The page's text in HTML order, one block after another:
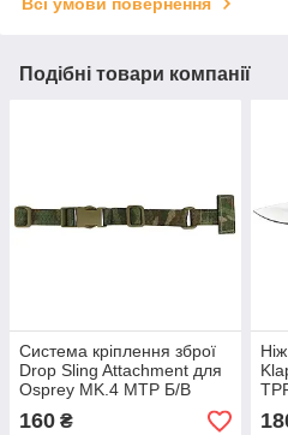
Подібні товари компанії
Система кріплення зброї
Drop Sling Attachment для
Osprey MK.4 MTP Б/В
вищий сорт
160 ₴